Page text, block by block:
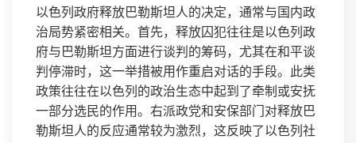
以色列政府释放巴勒斯坦人的决定，通常与国内政
治局势紧密相关。首先，释放囚犯往往是以色列政
府与巴勒斯坦方面进行谈判的筹码，尤其在和平谈
判停滞时，这一举措被用作重启对话的手段。此类
政策往往在以色列的政治生态中起到了牵制或安抚
一部分选民的作用。右派政党和安保部门对释放巴
勒斯坦人的反应通常较为激烈，这反映了以色列社